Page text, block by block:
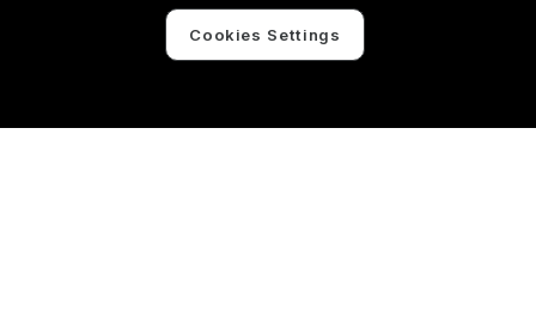
Cookies Settings